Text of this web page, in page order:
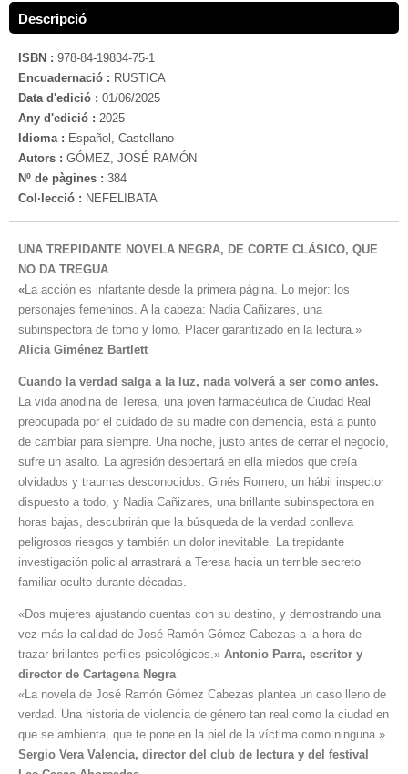
Descripció
ISBN : 978-84-19834-75-1
Encuadernació : RUSTICA
Data d'edició : 01/06/2025
Any d'edició : 2025
Idioma : Español, Castellano
Autors : GÓMEZ, JOSÉ RAMÓN
Nº de pàgines : 384
Col·lecció : NEFELIBATA
UNA TREPIDANTE NOVELA NEGRA, DE CORTE CLÁSICO, QUE
NO DA TREGUA
«La acción es infartante desde la primera página. Lo mejor: los
personajes femeninos. A la cabeza: Nadia Cañizares, una
subinspectora de tomo y lomo. Placer garantizado en la lectura.»
Alicia Giménez Bartlett
Cuando la verdad salga a la luz, nada volverá a ser como antes.
La vida anodina de Teresa, una joven farmacéutica de Ciudad Real
preocupada por el cuidado de su madre con demencia, está a punto
de cambiar para siempre. Una noche, justo antes de cerrar el negocio,
sufre un asalto. La agresión despertará en ella miedos que creía
olvidados y traumas desconocidos. Ginés Romero, un hábil inspector
dispuesto a todo, y Nadia Cañizares, una brillante subinspectora en
horas bajas, descu­brirán que la búsqueda de la verdad conlleva
peligrosos ries­gos y también un dolor inevitable. La trepidante
investigación policial arrastrará a Teresa hacia un terrible secreto
familiar oculto durante décadas.
«Dos mujeres ajustando cuentas con su destino, y demostrando una
vez más la calidad de José Ramón Gómez Cabezas a la hora de
trazar brillantes perfiles psicológicos.» Antonio Parra, escritor y
director de Cartagena Negra
«La novela de José Ramón Gómez Cabezas plantea un caso lleno de
verdad. Una historia de violencia de género tan real como la ciudad en
que se ambienta, que te pone en la piel de la víctima como ninguna.»
Sergio Vera Valencia, director del club de lectura y del festival